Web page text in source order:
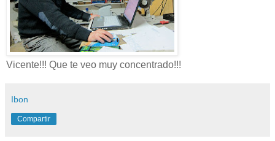
Vicente!!! Que te veo muy concentrado!!!
Ibon
Compartir